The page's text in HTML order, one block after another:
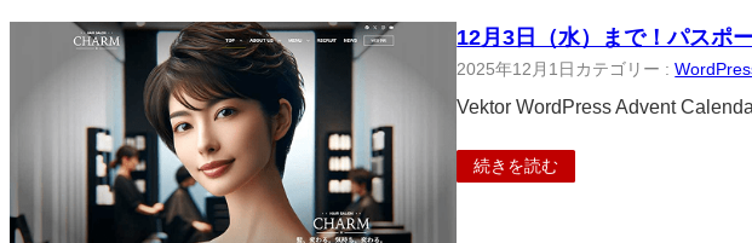
12月3日（水）まで！パスポ
2025年12月1日 カテゴリー :
Vektor WordPress Advent
続きを読む